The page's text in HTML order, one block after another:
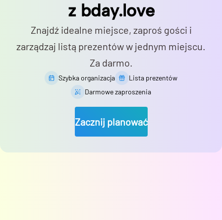
z bday.love
Znajdź idealne miejsce, zaproś gości i
zarządzaj listą prezentów w jednym miejscu.
Za darmo.
Szybka organizacja
Lista prezentów
Darmowe zaproszenia
Zacznij planować